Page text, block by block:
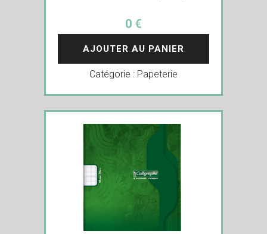
0 €
AJOUTER AU PANIER
Catégorie : Papeterie